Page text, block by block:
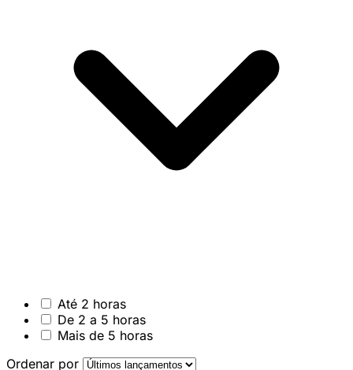
Até 2 horas
De 2 a 5 horas
Mais de 5 horas
Ordenar por